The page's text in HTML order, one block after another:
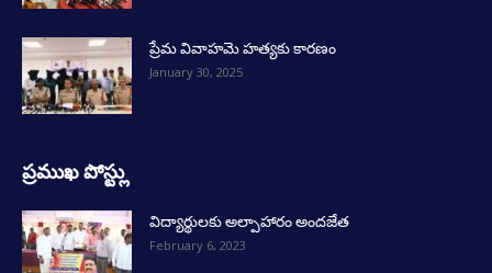
ప్రేమ వివాహమె హత్యకు కారణం
January 30, 2025
ప్రముఖ పోస్ట్లు
విద్యార్థులకు అల్పాహారం అందజేత
February 6, 2023